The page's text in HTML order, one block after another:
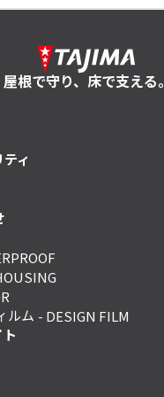
屋根で守り、床で支える。
ィ
ルム - DESIGN FILM